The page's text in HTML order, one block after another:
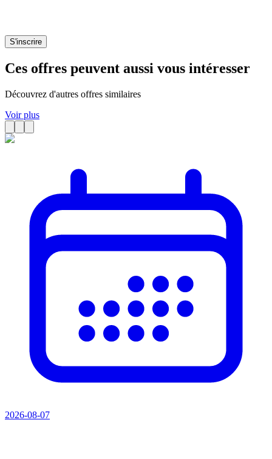
S'inscrire
Ces offres peuvent aussi vous intéresser
Découvrez d'autres offres similaires
Voir plus
2026-08-07